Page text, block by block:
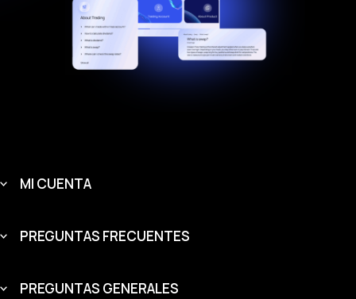
MI CUENTA
PREGUNTAS FRECUENTES
PREGUNTAS GENERALES